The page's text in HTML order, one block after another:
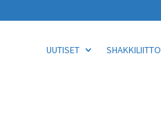
UUTISET SHAKKILIITTO